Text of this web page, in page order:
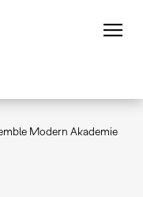
Modern Akademie